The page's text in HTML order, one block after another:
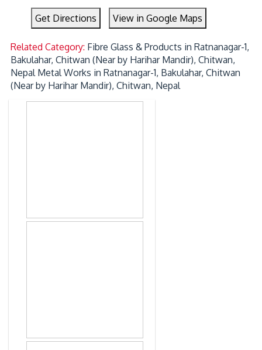
Get Directions View in Google Maps
Related Category: Fibre Glass & Products in Ratnanagar-1,
Bakulahar, Chitwan (Near by Harihar Mandir), Chitwan,
Nepal Metal Works in Ratnanagar-1, Bakulahar, Chitwan
(Near by Harihar Mandir), Chitwan, Nepal